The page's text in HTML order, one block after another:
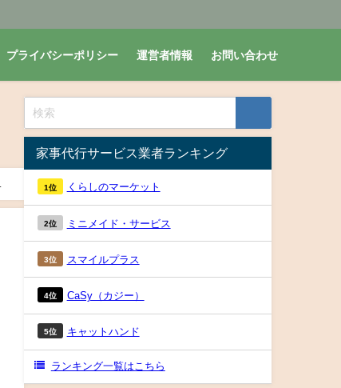
プライバシーポリシー 運営者情報 お問い合わせ
家事代行サービス業者ランキング
1位 くらしのマーケット
2位 ミニメイド・サービス
3位 スマイルプラス
4位 CaSy（カジー）
5位 キャットハンド
ランキング一覧はこちら